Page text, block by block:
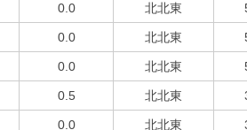
0.0 北北東
0.0 北北東
0.0 北北東
0.5 北北東
0.0 北北東